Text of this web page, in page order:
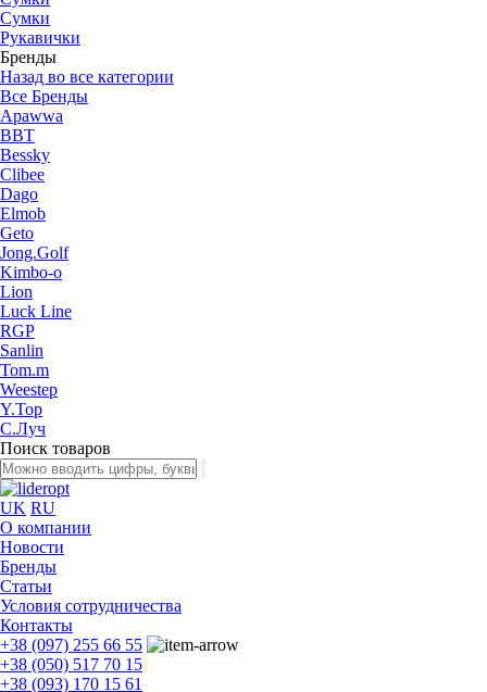
Сумки
Рукавички
Бренды
Назад во все категории
Все Бренды
Apawwa
BBT
Bessky
Clibee
Dago
Elmob
Geto
Jong.Golf
Kimbo-o
Lion
Luck Line
RGP
Sanlin
Tom.m
Weestep
Y.Top
С.Луч
Поиск товаров
UK RU
О компании
Новости
Бренды
Статьи
Условия сотрудничества
Контакты
+38 (097) 255 66 55
+38 (050) 517 70 15
+38 (093) 170 15 61